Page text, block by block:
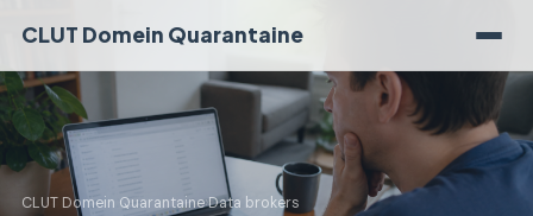
CLUT Domein Quarantaine
CLUT Domein Quarantaine›Data brokers